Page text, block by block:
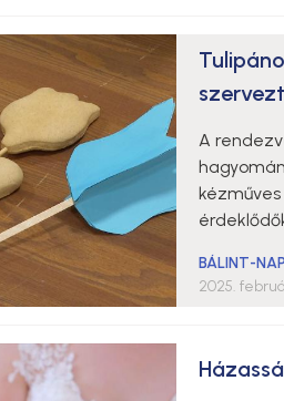
A
BÁLINT-NAP
2025.